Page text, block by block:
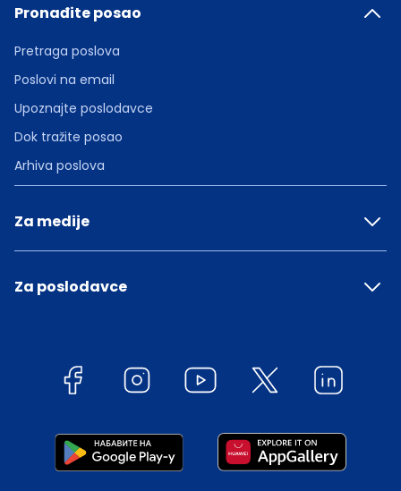
Pronađite posao
Pretraga poslova
Poslovi na email
Upoznajte poslodavce
Dok tražite posao
Arhiva poslova
Za medije
Za poslodavce